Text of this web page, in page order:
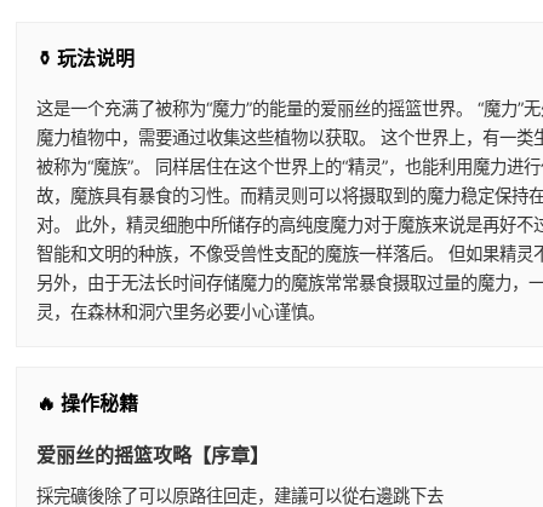
⚱️ 玩法说明
这是一个充满了被称为“魔力”的能量的爱丽丝的摇篮世界。 “魔力
魔力植物中，需要通过收集这些植物以获取。 这个世界上，有一
被称为“魔族”。 同样居住在这个世界上的“精灵”，也能利用魔力
故，魔族具有暴食的习性。而精灵则可以将摄取到的魔力稳定保
对。 此外，精灵细胞中所储存的高纯度魔力对于魔族来说是再好
智能和文明的种族，不像受兽性支配的魔族一样落后。 但如果精
另外，由于无法长时间存储魔力的魔族常常暴食摄取过量的魔力
灵，在森林和洞穴里务必要小心谨慎。
🔥 操作秘籍
爱丽丝的摇篮攻略【序章】
採完礦後除了可以原路往回走，建議可以從右邊跳下去